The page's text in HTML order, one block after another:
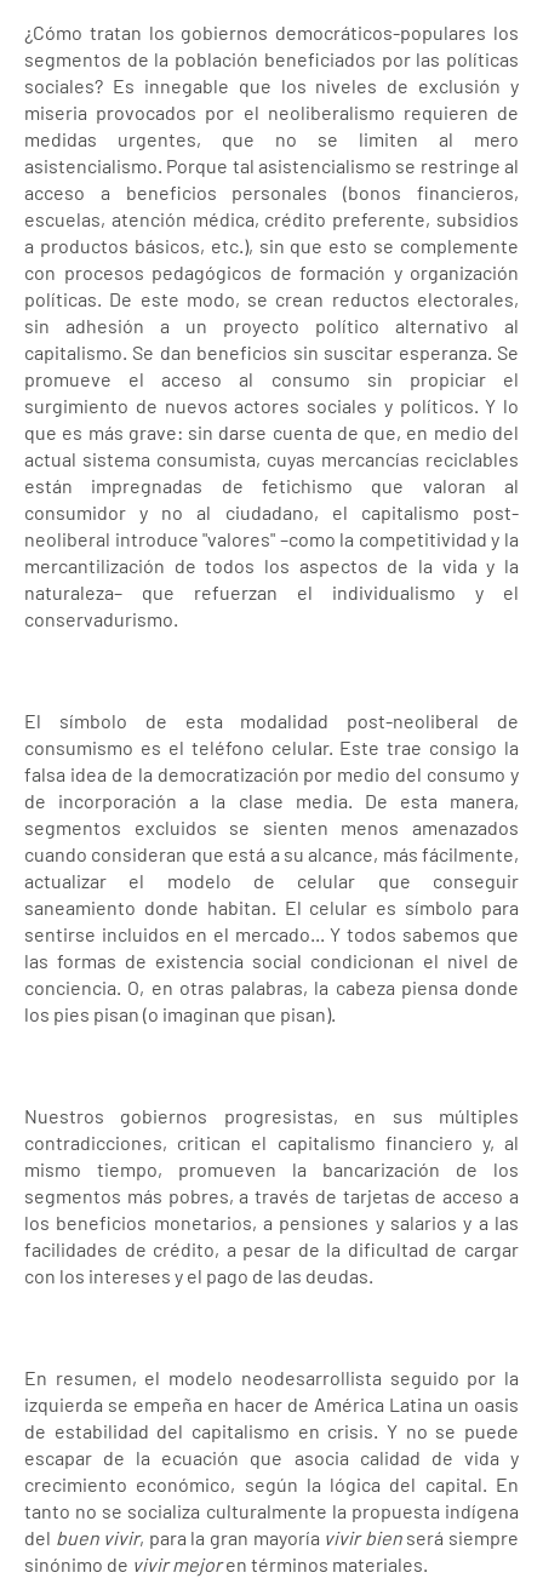
¿Cómo tratan los gobiernos democráticos-populares los
segmentos de la población beneficiados por las políticas
sociales? Es innegable que los niveles de exclusión y
miseria provocados por el neoliberalismo requieren de
medidas urgentes, que no se limiten al mero
asistencialismo. Porque tal asistencialismo se restringe al
acceso a beneficios personales (bonos financieros,
escuelas, atención médica, crédito preferente, subsidios
a productos básicos, etc.), sin que esto se complemente
con procesos pedagógicos de formación y organización
políticas. De este modo, se crean reductos electorales,
sin adhesión a un proyecto político alternativo al
capitalismo. Se dan beneficios sin suscitar esperanza. Se
promueve el acceso al consumo sin propiciar el
surgimiento de nuevos actores sociales y políticos. Y lo
que es más grave: sin darse cuenta de que, en medio del
actual sistema consumista, cuyas mercancías reciclables
están impregnadas de fetichismo que valoran al
consumidor y no al ciudadano, el capitalismo post-
neoliberal introduce "valores" –como la competitividad y la
mercantilización de todos los aspectos de la vida y la
naturaleza– que refuerzan el individualismo y el
conservadurismo.
El símbolo de esta modalidad post-neoliberal de
consumismo es el teléfono celular. Este trae consigo la
falsa idea de la democratización por medio del consumo y
de incorporación a la clase media. De esta manera,
segmentos excluidos se sienten menos amenazados
cuando consideran que está a su alcance, más fácilmente,
actualizar el modelo de celular que conseguir
saneamiento donde habitan. El celular es símbolo para
sentirse incluidos en el mercado... Y todos sabemos que
las formas de existencia social condicionan el nivel de
conciencia. O, en otras palabras, la cabeza piensa donde
los pies pisan (o imaginan que pisan).
Nuestros gobiernos progresistas, en sus múltiples
contradicciones, critican el capitalismo financiero y, al
mismo tiempo, promueven la bancarización de los
segmentos más pobres, a través de tarjetas de acceso a
los beneficios monetarios, a pensiones y salarios y a las
facilidades de crédito, a pesar de la dificultad de cargar
con los intereses y el pago de las deudas.
En resumen, el modelo neodesarrollista seguido por la
izquierda se empeña en hacer de América Latina un oasis
de estabilidad del capitalismo en crisis. Y no se puede
escapar de la ecuación que asocia calidad de vida y
crecimiento económico, según la lógica del capital. En
tanto no se socializa culturalmente la propuesta indígena
del buen vivir, para la gran mayoría vivir bien será siempre
sinónimo de vivir mejoren términos materiales.